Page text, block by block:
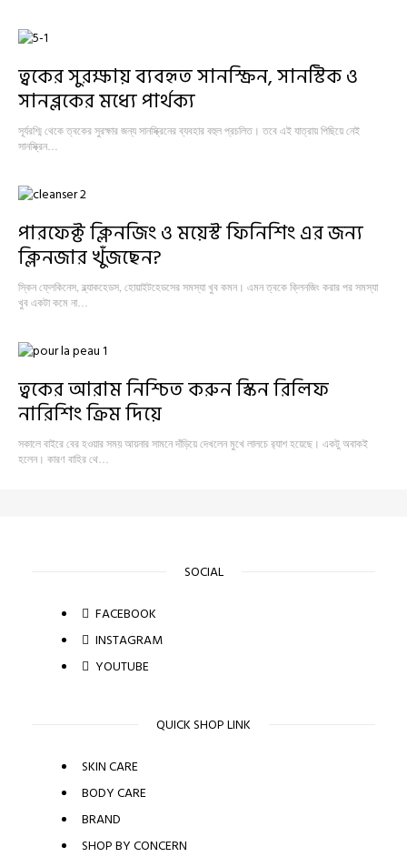
ত্বকের সুরক্ষায় ব্যবহৃত সানস্ক্রিন, সানস্টিক ও
সানব্লকের মধ্যে পার্থক্য
সূর্যরশ্মি থেকে ত্বকের সুরক্ষার জন্য সানস্ক্রিনের ব্যবহার বহুল প্রচলিত। তবে এই যাত্রায় পিছিয়ে নেই
সানস্ক্রিন…
পারফেক্ট ক্লিনজিং ও ময়েস্ট ফিনিশিং এর জন্য
ক্লিনজার খুঁজছেন?
স্কিন ফ্লেকিনেস, ব্ল্যাকহেডস, হোয়াইটহেডসের সমস্যা খুব কমন। এমন ত্বকে ক্লিনজিং করার পর সমস্যা
খুব একটা কমে না…
ত্বকের আরাম নিশ্চিত করুন স্কিন রিলিফ
নারিশিং ক্রিম দিয়ে
সকালে বাইরে বের হওয়ার সময় আয়নার সামনে দাঁড়িয়ে দেখলেন মুখে লালচে র‍্যাশ হয়েছে। একটু অবাকই
হলেন। কারণ বাহির থে…
SOCIAL
FACEBOOK
INSTAGRAM
YOUTUBE
QUICK SHOP LINK
SKIN CARE
BODY CARE
BRAND
SHOP BY CONCERN